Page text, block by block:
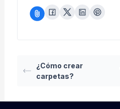
¿Cómo crear
carpetas?